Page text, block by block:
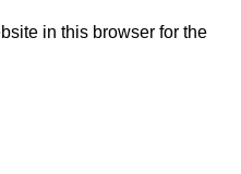
in this browser for the